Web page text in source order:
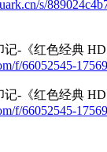
s/
-《红色经典 HD
f/66052545-
-《红色经典 HD
f/66052545-